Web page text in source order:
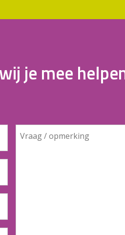
je mee